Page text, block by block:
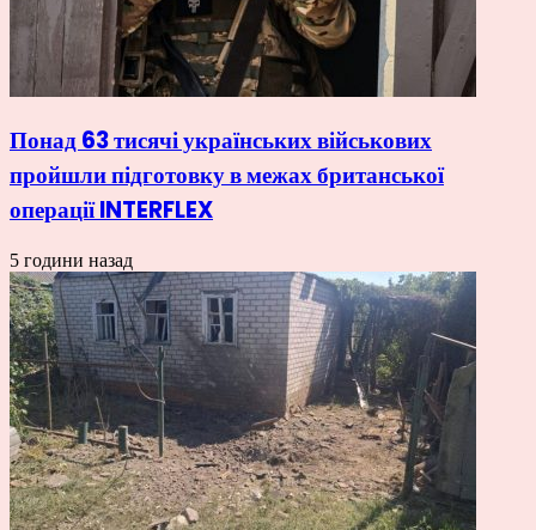
Понад 63 тисячі українських військових
пройшли підготовку в межах британської
операції INTERFLEX
5 години назад